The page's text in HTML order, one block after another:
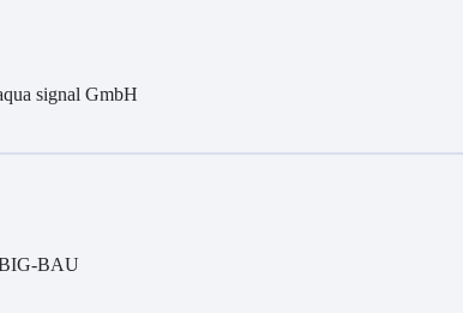
signal GmbH
BAU